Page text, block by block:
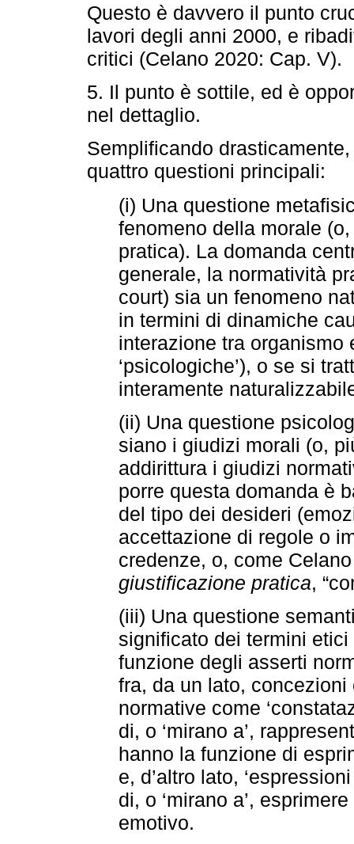
Questo è davvero il punto
lavori degli anni 2000, e
critici (Celano 2020: Cap. V).
5. Il punto è sottile, ed è
nel dettaglio.
Semplificando
quattro questioni principali:
(i) Una questione
fenomeno della morale
pratica). La domanda
generale, la normatività
court) sia un fenomeno
in termini di dinamiche
interazione tra organismo
‘psicologiche’), o se si
interamente
(ii) Una questione
siano i giudizi morali (o,
addirittura i giudizi
porre questa domanda è
del tipo dei desideri
accettazione di regole o
credenze, o, come
giustificazione pratica,
(iii) Una questione
significato dei termini
funzione degli asserti
fra, da un lato,
normative come
di, o ‘mirano a’,
hanno la funzione di
e, d’altro lato,
di, o ‘mirano a’,
emotivo.